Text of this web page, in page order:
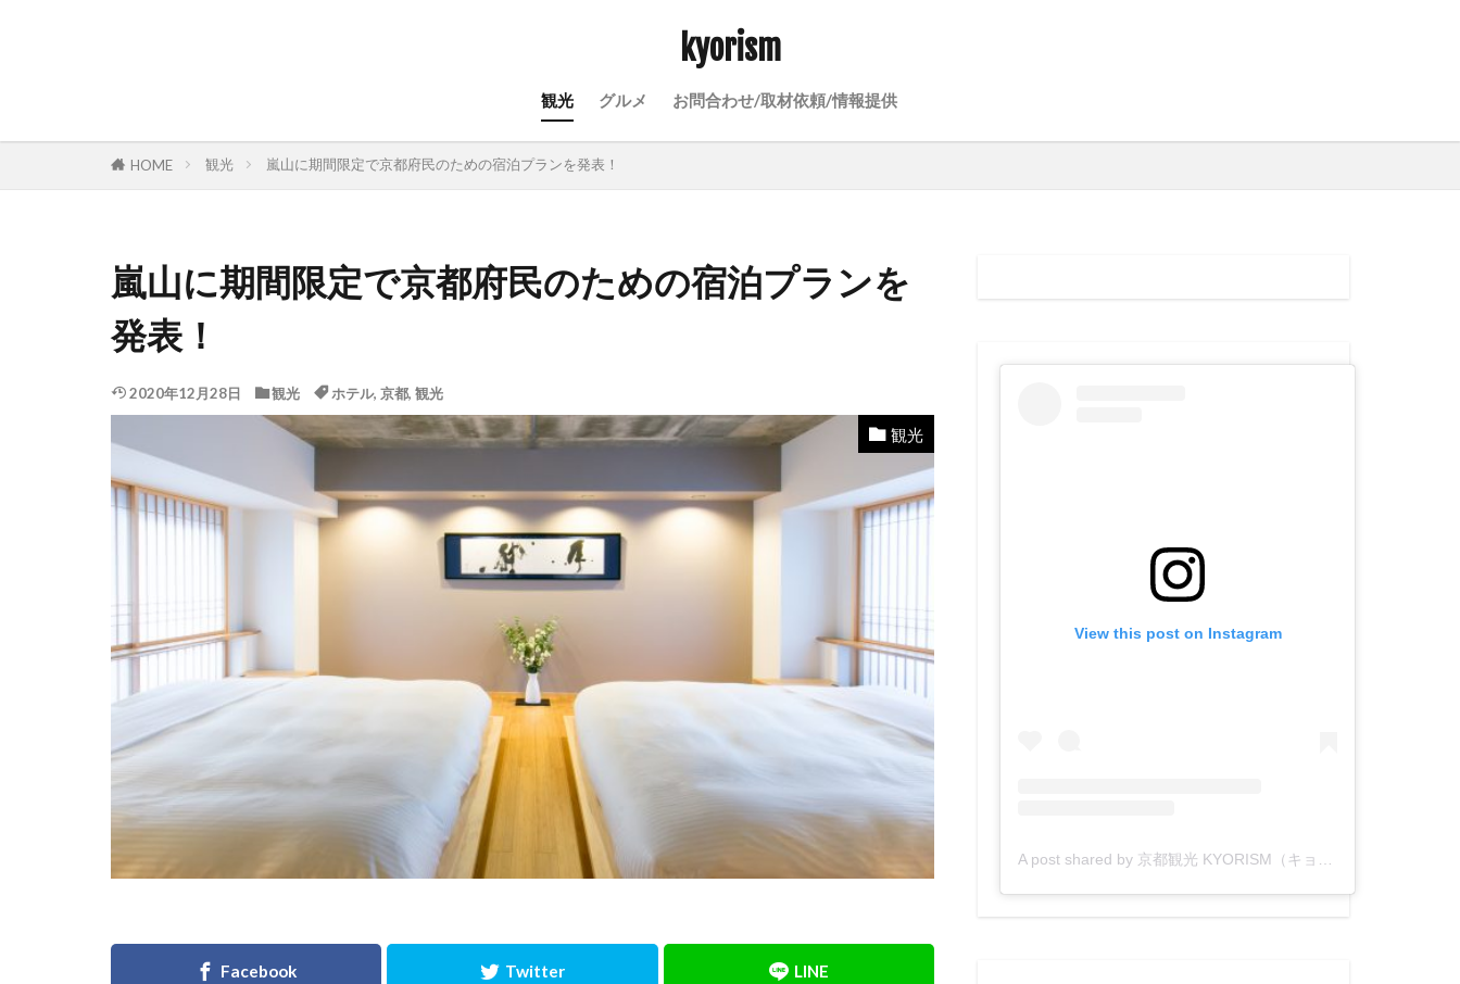
kyorism
観光 グルメ お問合わせ/取材依頼/情報提供
HOME 観光 嵐山に期間限定で京都府民のための宿泊プランを発表！
嵐山に期間限定で京都府民のための宿泊プランを
発表！
2020年12月28日 観光 ホテル, 京都, 観光
観光
View this post on Instagram